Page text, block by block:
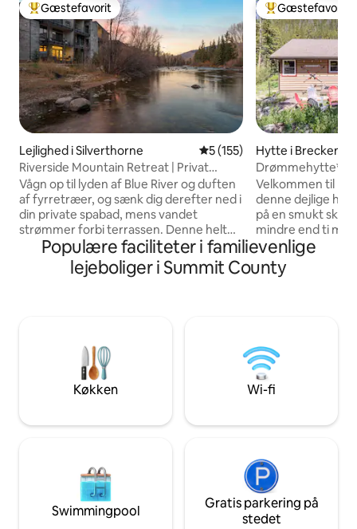
Bedste gæstefavorit
Gæstefavorit
Lejlighed i Silverthorne 5 ud af 5 i gennemsnitlig
5 (155)
Riverside Mountain Retreat | Privat
spabad
Vågn op til lyden af Blue River og duften
af fyrretræer, og sænk dig derefter ned i
din private spabad, mens vandet
strømmer forbi terrassen. Denne helt
nye lejlighed i Silverthorne ligger lige ved
flodbredden, en kort køretur fra seks af
Colorados mest berømte
øverste 1 % af alle boliger med en
perfekt bedømmelse på 5,0 ud af 146
omtaler. Kom og find ud af, hvorfor
gæsterne bliver ved med at sige, at de
Bedste
Gæstefavorit
Hytte i
velkomne*7 min.
Velkommen til
denne dejlige
på en smukt
mindre end ti
Breckenridge!
spabadet på
med 2
Downtown
Keystone Ski
Copper Mountain
Parkering til 4
Populære faciliteter i familievenlige
lejeboliger i Summit County
Køkken Wi-fi
Swimmingpool
Gratis parkering på
stedet